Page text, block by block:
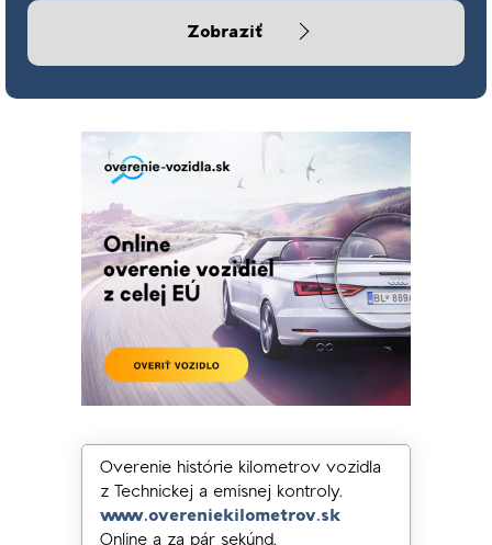
Zobraziť
Overenie histórie kilometrov vozidla
z Technickej a emisnej kontroly.
www.overeniekilometrov.sk
Online a za pár sekúnd.